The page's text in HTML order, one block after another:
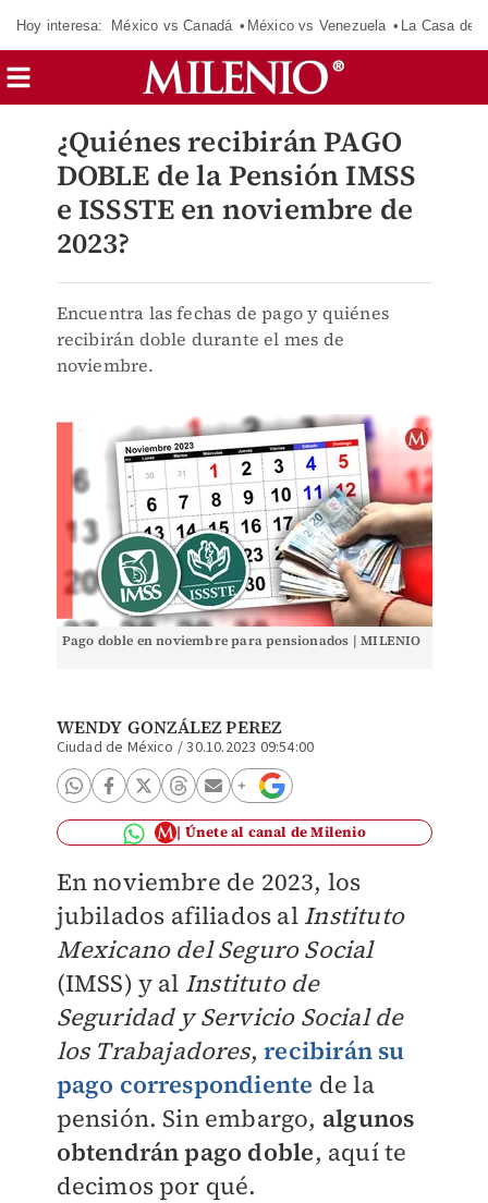
Hoy interesa: México vs Canadá México vs Venezuela La Casa de
¿Quiénes recibirán PAGO
DOBLE de la Pensión IMSS
e ISSSTE en noviembre de
2023?
Encuentra las fechas de pago y quiénes
recibirán doble durante el mes de
noviembre.
Pago doble en noviembre para pensionados | MILENIO
WENDY GONZÁLEZ PEREZ
Ciudad de México /30.10.2023 09:54:00
Únete al canal de Milenio
En noviembre de 2023, los
jubilados afiliados al Instituto
Mexicano del Seguro Social
(IMSS) y al Instituto de
Seguridad y Servicio Social de
los Trabajadores,recibirán su
pago correspondiente de la
pensión. Sin embargo, algunos
obtendrán pago doble, aquí te
decimos por qué.